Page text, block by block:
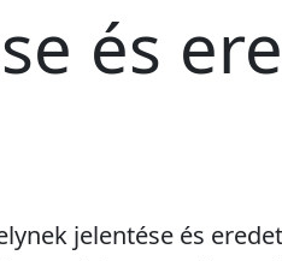
és
jelentése és